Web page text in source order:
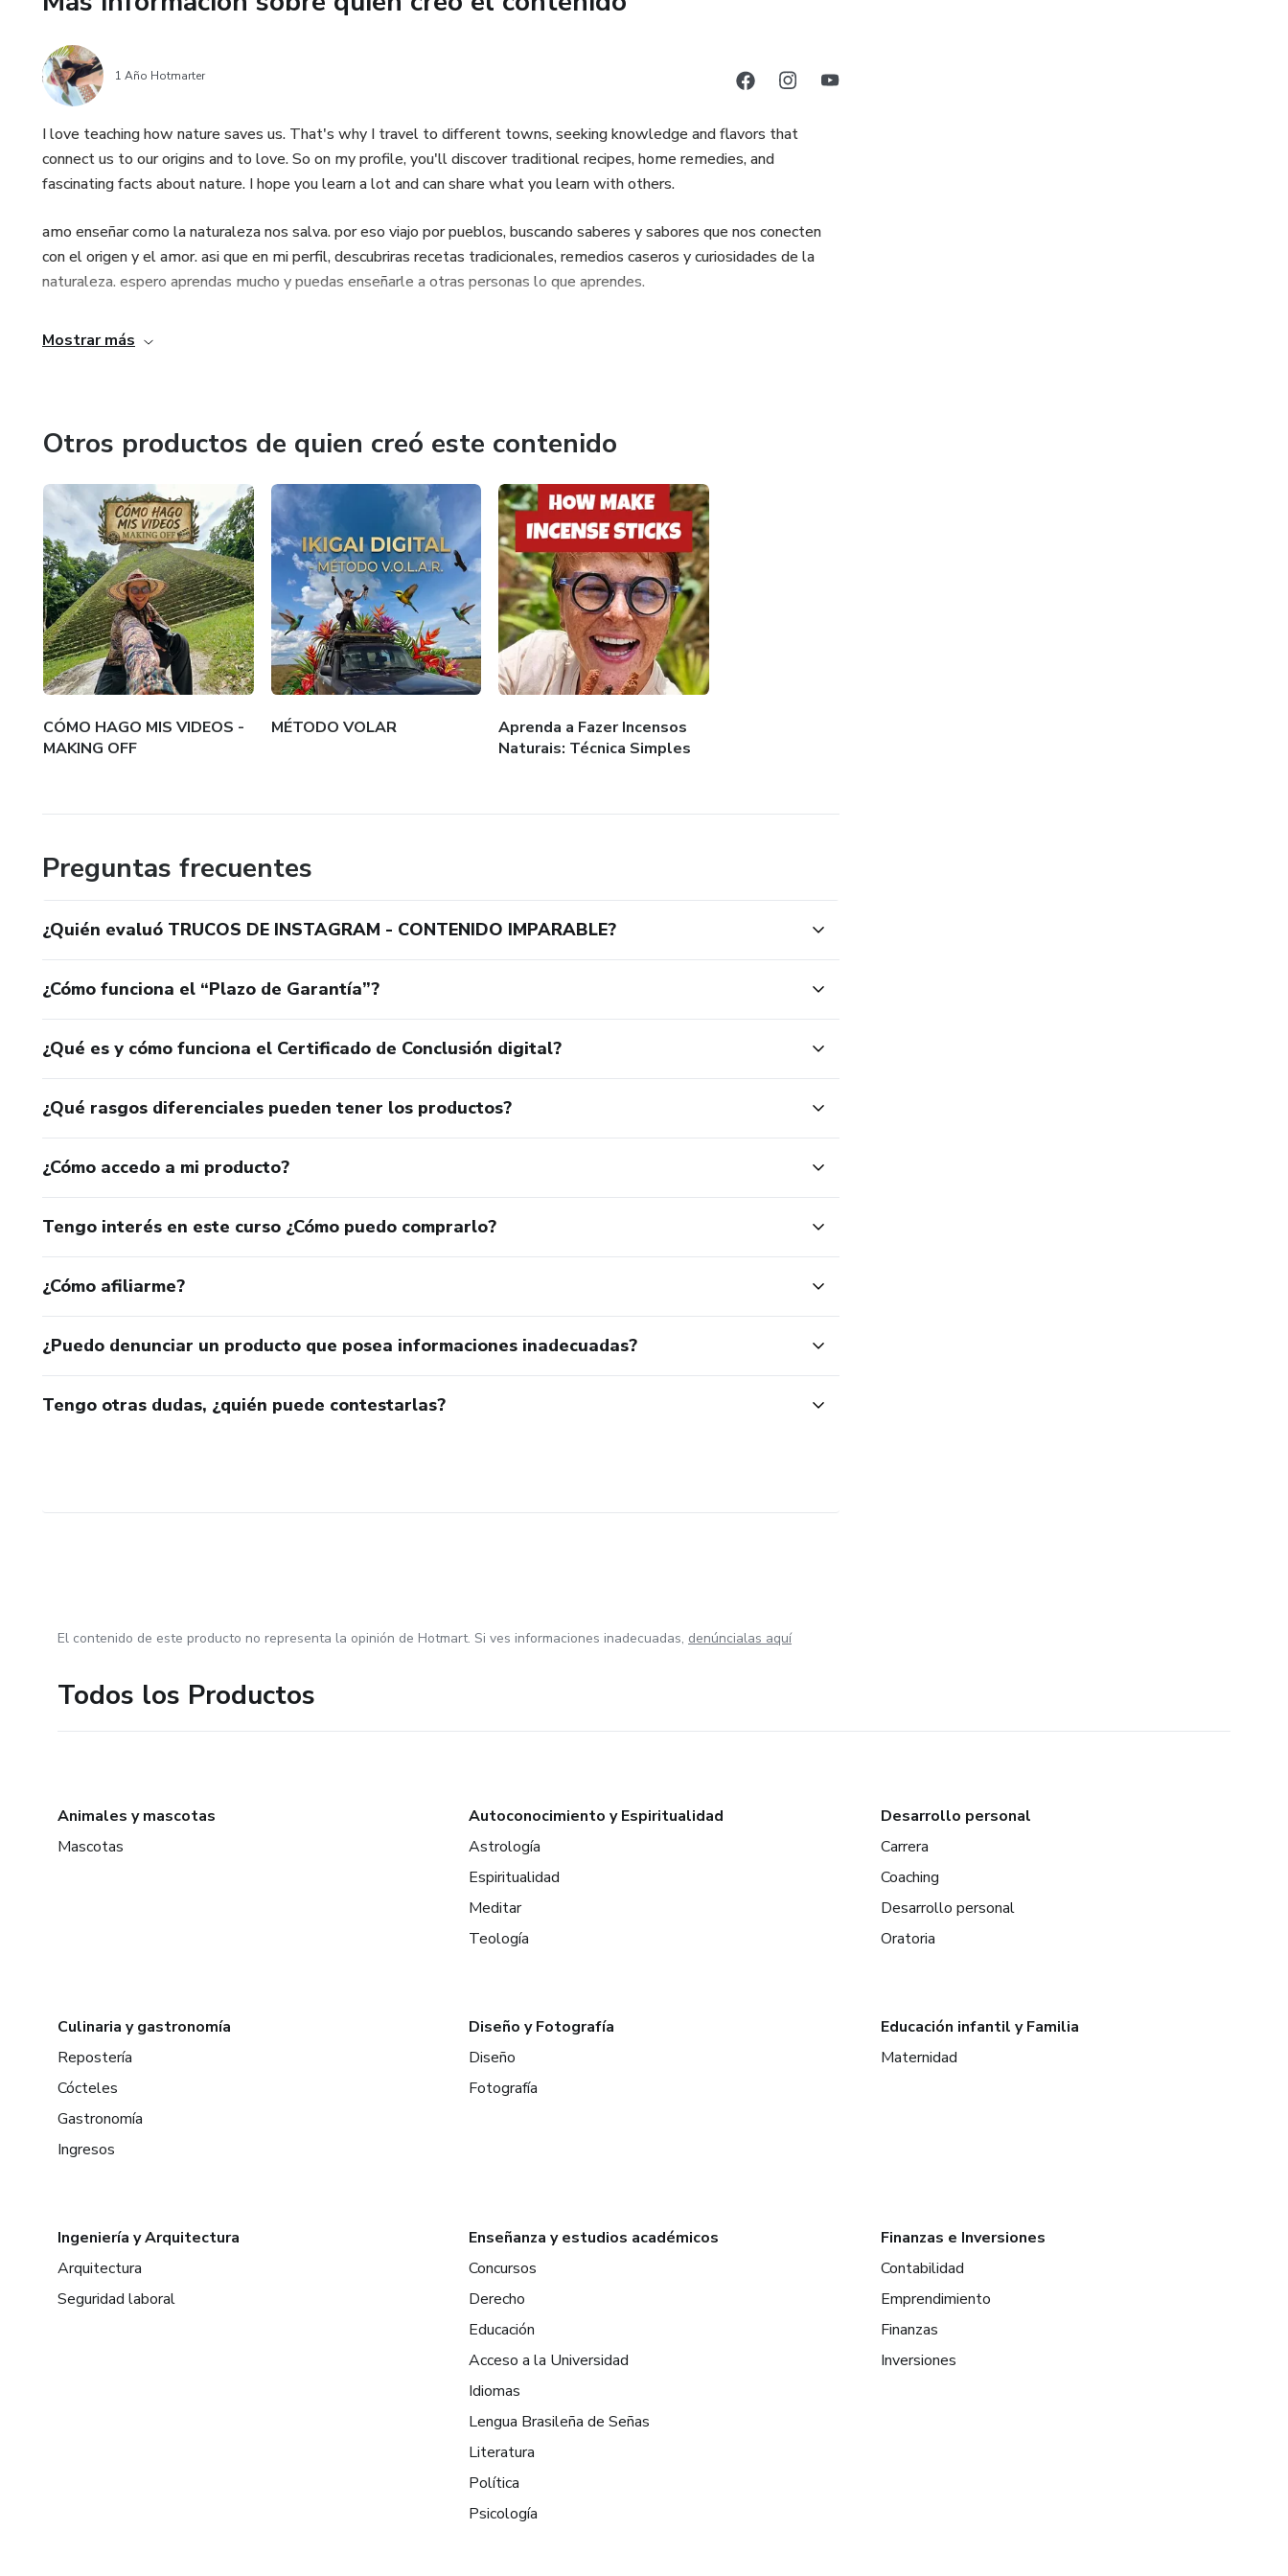
Si sientes que tu contenido no está dando los resultados que esperas, aquí encontrarás
1 Año Hotmarter
I love teaching how nature saves us. That's why I travel to different towns, seeking knowledge and flavors that
connect us to our origins and to love. So on my profile, you'll discover traditional recipes, home remedies, and
fascinating facts about nature. I hope you learn a lot and can share what you learn with others.
amo enseñar como la naturaleza nos salva. por eso viajo por pueblos, buscando saberes y sabores que nos conecten
con el origen y el amor. asi que en mi perfil, descubriras recetas tradicionales, remedios caseros y curiosidades de la
naturaleza. espero aprendas mucho y puedas enseñarle a otras personas lo que aprendes.
Mostrar más
Otros productos de quien creó este contenido
CÓMO HAGO MIS VIDEOS -
MAKING OFF
MÉTODO VOLAR
Aprenda a Fazer Incensos
Naturais: Técnica Simples
Preguntas frecuentes
¿Quién evaluó TRUCOS DE INSTAGRAM - CONTENIDO IMPARABLE?
¿Cómo funciona el “Plazo de Garantía”?
¿Qué es y cómo funciona el Certificado de Conclusión digital?
¿Qué rasgos diferenciales pueden tener los productos?
¿Cómo accedo a mi producto?
Tengo interés en este curso ¿Cómo puedo comprarlo?
¿Cómo afiliarme?
¿Puedo denunciar un producto que posea informaciones inadecuadas?
Tengo otras dudas, ¿quién puede contestarlas?
El contenido de este producto no representa la opinión de Hotmart. Si ves informaciones inadecuadas, denúncialas aquí
Todos los Productos
Animales y mascotas
Mascotas
Autoconocimiento y Espiritualidad
Astrología
Espiritualidad
Meditar
Teología
Desarrollo personal
Carrera
Coaching
Desarrollo personal
Oratoria
Culinaria y gastronomía
Repostería
Cócteles
Gastronomía
Ingresos
Diseño y Fotografía
Diseño
Fotografía
Educación infantil y Familia
Maternidad
Ingeniería y Arquitectura
Arquitectura
Seguridad laboral
Enseñanza y estudios académicos
Concursos
Derecho
Educación
Acceso a la Universidad
Idiomas
Lengua Brasileña de Señas
Literatura
Política
Psicología
Finanzas e Inversiones
Contabilidad
Emprendimiento
Finanzas
Inversiones